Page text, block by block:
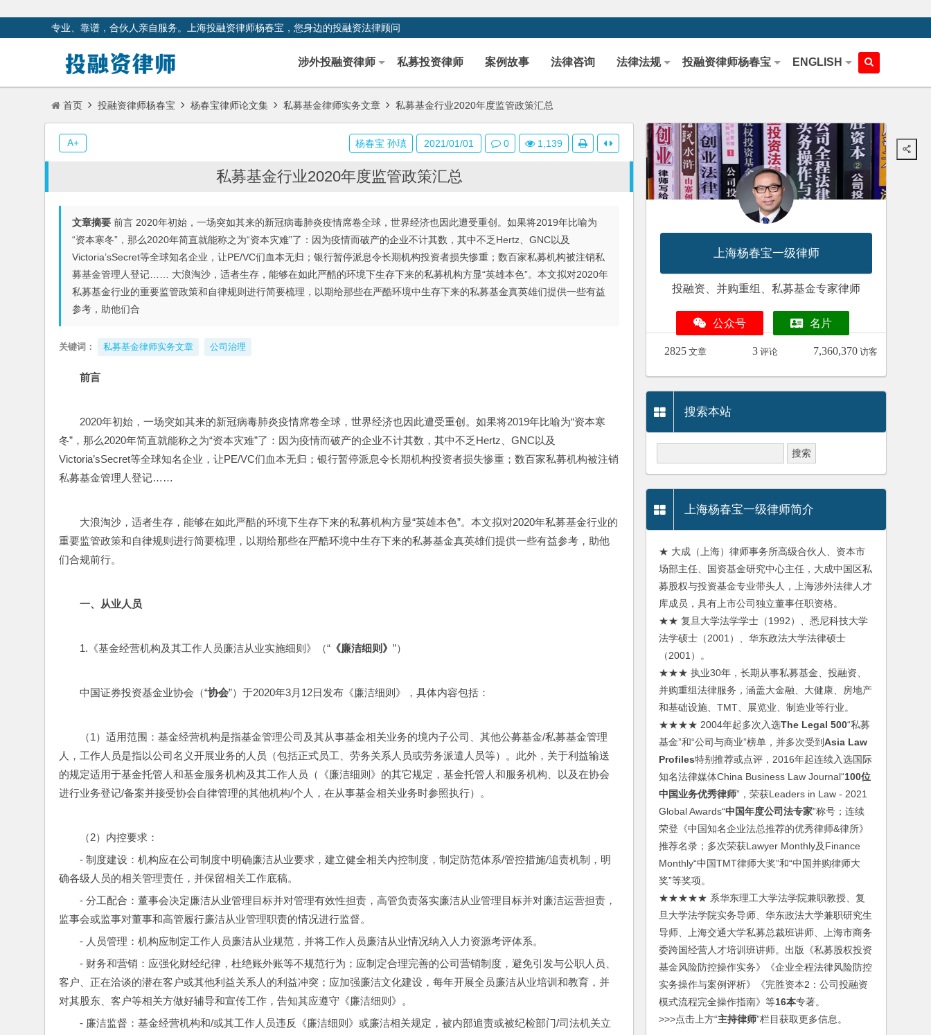
专业、靠谱，合伙人亲自服务。上海投融资律师杨春宝，您身边的投融资法律顾问
涉外投融资律师 私募投资律师 案例故事 法律咨询 法律法规 投融资律师杨春宝 ENGLISH
首页 投融资律师杨春宝 杨春宝律师论文集 私募基金律师实务文章 私募基金行业2020年度监管政策汇总
私募基金行业2020年度监管政策汇总
文章摘要 前言 2020年初始，一场突如其来的新冠病毒肺炎疫情席卷全球，世界经济也因此遭受重创。如果将2019年比喻为
“资本寒冬”，那么2020年简直就能称之为“资本灾难”了：因为疫情而破产的企业不计其数，其中不乏Hertz、GNC以及
Victoria’sSecret等全球知名企业，让PE/VC们血本无归；银行暂停派息令长期机构投资者损失惨重；数百家私募机构被注销私
募基金管理人登记…… 大浪淘沙，适者生存，能够在如此严酷的环境下生存下来的私募机构方显“英雄本色”。本文拟对2020年
私募基金行业的重要监管政策和自律规则进行简要梳理，以期给那些在严酷环境中生存下来的私募基金真英雄们提供一些有益
参考，助他们合
关键词： 私募基金律师实务文章 公司治理
前言
2020年初始，一场突如其来的新冠病毒肺炎疫情席卷全球，世界经济也因此遭受重创。如果将2019年比喻为“资本寒
冬”，那么2020年简直就能称之为“资本灾难”了：因为疫情而破产的企业不计其数，其中不乏Hertz、GNC以及
Victoria’sSecret等全球知名企业，让PE/VC们血本无归；银行暂停派息令长期机构投资者损失惨重；数百家私募机构被注销
私募基金管理人登记……
大浪淘沙，适者生存，能够在如此严酷的环境下生存下来的私募机构方显“英雄本色”。本文拟对2020年私募基金行业的
重要监管政策和自律规则进行简要梳理，以期给那些在严酷环境中生存下来的私募基金真英雄们提供一些有益参考，助他
们合规前行。
一、从业人员
1.《基金经营机构及其工作人员廉洁从业实施细则》（“ 《廉洁细则》 ”）
中国证券投资基金业协会（“协会”）于2020年3月12日发布《廉洁细则》，具体内容包括：
（1）适用范围：基金经营机构是指基金管理公司及其从事基金相关业务的境内子公司、其他公募基金/私募基金管理
人，工作人员是指以公司名义开展业务的人员（包括正式员工、劳务关系人员或劳务派遣人员等）。此外，关于利益输送
的规定适用于基金托管人和基金服务机构及其工作人员（《廉洁细则》的其它规定，基金托管人和服务机构、以及在协会
进行业务登记/备案并接受协会自律管理的其他机构/个人，在从事基金相关业务时参照执行）。
（2）内控要求：
- 制度建设：机构应在公司制度中明确廉洁从业要求，建立健全相关内控制度，制定防范体系/管控措施/追责机制，明
确各级人员的相关管理责任，并保留相关工作底稿。
- 分工配合：董事会决定廉洁从业管理目标并对管理有效性担责，高管负责落实廉洁从业管理目标并对廉洁运营担责，
监事会或监事对董事和高管履行廉洁从业管理职责的情况进行监督。
- 人员管理：机构应制定工作人员廉洁从业规范，并将工作人员廉洁从业情况纳入人力资源考评体系。
- 财务和营销：应强化财经纪律，杜绝账外账等不规范行为；应制定合理完善的公司营销制度，避免引发与公职人员、
客户、正在洽谈的潜在客户或其他利益关系人的利益冲突；应加强廉洁文化建设，每年开展全员廉洁从业培训和教育，并
对其股东、客户等相关方做好辅导和宣传工作，告知其应遵守《廉洁细则》。
- 廉洁监督：基金经营机构和/或其工作人员违反《廉洁细则》或廉洁相关规定，被内部追责或被纪检部门/司法机关立
杨春宝 孙瑱 2021/01/01 0 1,139
A+
上海杨春宝一级律师
投融资、并购重组、私募基金专家律师
公众号 名片
2825 文章 3 评论 7,360,370 访客
搜索本站
上海杨春宝一级律师简介
★ 大成（上海）律师事务所高级合伙人、资本市
场部主任、国资基金研究中心主任，大成中国区私
募股权与投资基金专业带头人，上海涉外法律人才
库成员，具有上市公司独立董事任职资格。
★★ 复旦大学法学学士（1992）、悉尼科技大学
法学硕士（2001）、华东政法大学法律硕士
（2001）。
★★★ 执业30年，长期从事私募基金、投融资、
并购重组法律服务，涵盖大金融、大健康、房地产
和基础设施、TMT、展览业、制造业等行业。
★★★★ 2004年起多次入选The Legal 500“私募
基金”和“公司与商业”榜单，并多次受到Asia Law
Profiles特别推荐或点评，2016年起连续入选国际
知名法律媒体China Business Law Journal“100位
中国业务优秀律师”，荣获Leaders in Law - 2021
Global Awards“中国年度公司法专家”称号；连续
荣登《中国知名企业法总推荐的优秀律师&律所》
推荐名录；多次荣获Lawyer Monthly及Finance
Monthly“中国TMT律师大奖”和“中国并购律师大
奖”等奖项。
★★★★★ 系华东理工大学法学院兼职教授、复
旦大学法学院实务导师、华东政法大学兼职研究生
导师、上海交通大学私募总裁班讲师、上海市商务
委跨国经营人才培训班讲师。出版《私募股权投资
基金风险防控操作实务》《企业全程法律风险防控
实务操作与案例评析》《完胜资本2：公司投融资
模式流程完全操作指南》等16本专著。
>>>点击上方“主持律师”栏目获取更多信息。